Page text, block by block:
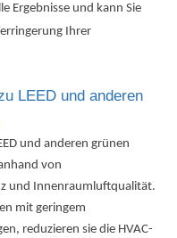
Ergebnisse und kann Sie
Ihrer
LEED und anderen
und anderen grünen
von
und Innenraumluftqualität.
mit geringem
reduzieren sie die HVAC-